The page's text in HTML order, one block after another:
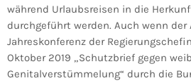
während Urlaubsreisen in die
durchgeführt werden. Auch wenn der
Jahreskonferenz der
Oktober 2019 „Schutzbrief gegen
Genitalverstümmelung“ durch die